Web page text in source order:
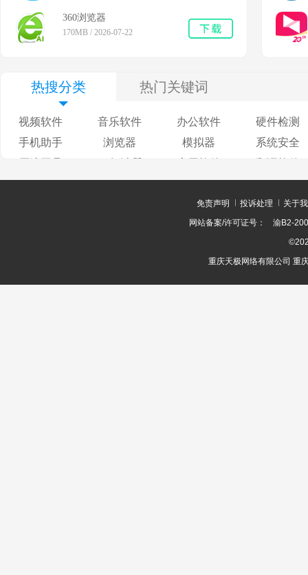
360浏览器
170MB / 2026-07-22
热搜分类 热门关键词
视频软件 音乐软件 办公软件
硬件检测
手机助手
浏览器 模拟器
系统安全
免责声明 投诉处理
关于
网站备案/许可证号：
渝B2-
重庆天极网络有限公司 重